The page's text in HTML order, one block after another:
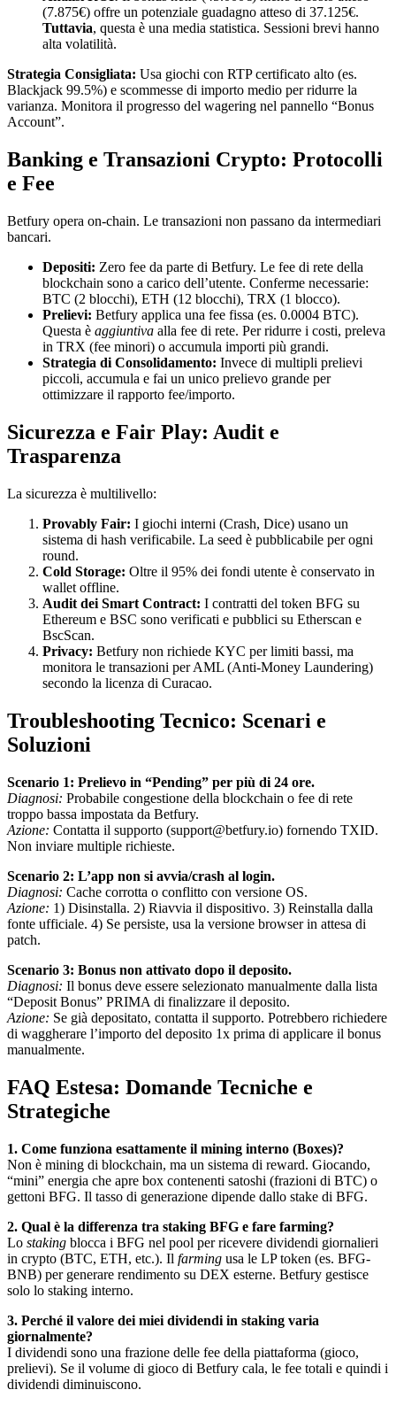
(7.875€) offre un potenziale guadagno atteso di 37.125€.
Tuttavia, questa è una media statistica. Sessioni brevi hanno
alta volatilità.
Strategia Consigliata: Usa giochi con RTP certificato alto (es.
Blackjack 99.5%) e scommesse di importo medio per ridurre la
varianza. Monitora il progresso del wagering nel pannello “Bonus
Account”.
Banking e Transazioni Crypto: Protocolli
e Fee
Betfury opera on-chain. Le transazioni non passano da intermediari
bancari.
Depositi: Zero fee da parte di Betfury. Le fee di rete della
blockchain sono a carico dell’utente. Conferme necessarie:
BTC (2 blocchi), ETH (12 blocchi), TRX (1 blocco).
Prelievi: Betfury applica una fee fissa (es. 0.0004 BTC).
Questa è aggiuntiva alla fee di rete. Per ridurre i costi, preleva
in TRX (fee minori) o accumula importi più grandi.
Strategia di Consolidamento: Invece di multipli prelievi
piccoli, accumula e fai un unico prelievo grande per
ottimizzare il rapporto fee/importo.
Sicurezza e Fair Play: Audit e
Trasparenza
La sicurezza è multilivello:
Provably Fair: I giochi interni (Crash, Dice) usano un
sistema di hash verificabile. La seed è pubblicabile per ogni
round.
Cold Storage: Oltre il 95% dei fondi utente è conservato in
wallet offline.
Audit dei Smart Contract: I contratti del token BFG su
Ethereum e BSC sono verificati e pubblici su Etherscan e
BscScan.
Privacy: Betfury non richiede KYC per limiti bassi, ma
monitora le transazioni per AML (Anti-Money Laundering)
secondo la licenza di Curacao.
Troubleshooting Tecnico: Scenari e
Soluzioni
Scenario 1: Prelievo in “Pending” per più di 24 ore.
Diagnosi: Probabile congestione della blockchain o fee di rete
troppo bassa impostata da Betfury.
Azione: Contatta il supporto (support@betfury.io) fornendo TXID.
Non inviare multiple richieste.
Scenario 2: L’app non si avvia/crash al login.
Diagnosi: Cache corrotta o conflitto con versione OS.
Azione: 1) Disinstalla. 2) Riavvia il dispositivo. 3) Reinstalla dalla
fonte ufficiale. 4) Se persiste, usa la versione browser in attesa di
patch.
Scenario 3: Bonus non attivato dopo il deposito.
Diagnosi: Il bonus deve essere selezionato manualmente dalla lista
“Deposit Bonus” PRIMA di finalizzare il deposito.
Azione: Se già depositato, contatta il supporto. Potrebbero richiedere
di waggherare l’importo del deposito 1x prima di applicare il bonus
manualmente.
FAQ Estesa: Domande Tecniche e
Strategiche
1. Come funziona esattamente il mining interno (Boxes)?
Non è mining di blockchain, ma un sistema di reward. Giocando,
“mini” energia che apre box contenenti satoshi (frazioni di BTC) o
gettoni BFG. Il tasso di generazione dipende dallo stake di BFG.
2. Qual è la differenza tra staking BFG e fare farming?
Lo staking blocca i BFG nel pool per ricevere dividendi giornalieri
in crypto (BTC, ETH, etc.). Il farming usa le LP token (es. BFG-
BNB) per generare rendimento su DEX esterne. Betfury gestisce
solo lo staking interno.
3. Perché il valore dei miei dividendi in staking varia
giornalmente?
I dividendi sono una frazione delle fee della piattaforma (gioco,
prelievi). Se il volume di gioco di Betfury cala, le fee totali e quindi i
dividendi diminuiscono.